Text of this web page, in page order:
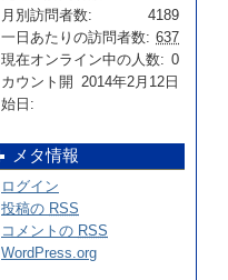
4189
月別訪問者数:
637
一日あたりの訪問者数:
0
現在オンライン中の人数:
2014年2月12日
カウント開
始日:
メタ情報
ログイン
投稿の RSS
コメントの RSS
WordPress.org